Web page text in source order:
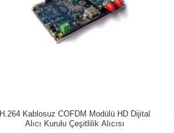
H.264 Kablosuz COFDM Modülü HD Dijital
Alıcı Kurulu Çeşitlilik Alıcısı